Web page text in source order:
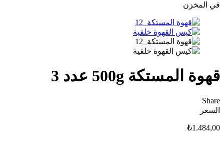
في المخزن
قهوة المستكة 500g عدد 3
Share
السعر
₺1.484,00